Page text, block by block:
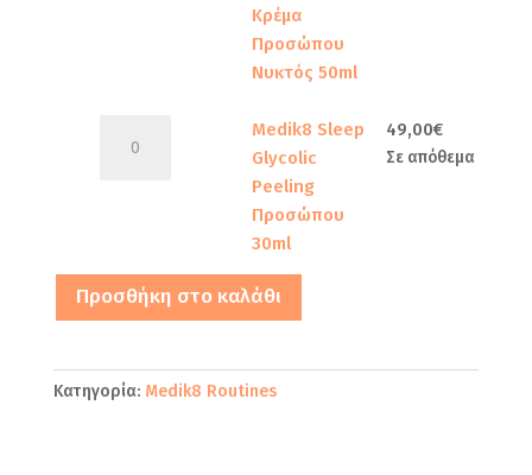
Κρέμα
Προσώπου
Νυκτός 50ml
Sleep
30ml
ποσότητα
Medik8 Sleep
Glycolic
Peeling
Προσώπου
30ml
49,00€
Σε απόθεμα
Προσθήκη στο καλάθι
Κατηγορία: Medik8 Routines